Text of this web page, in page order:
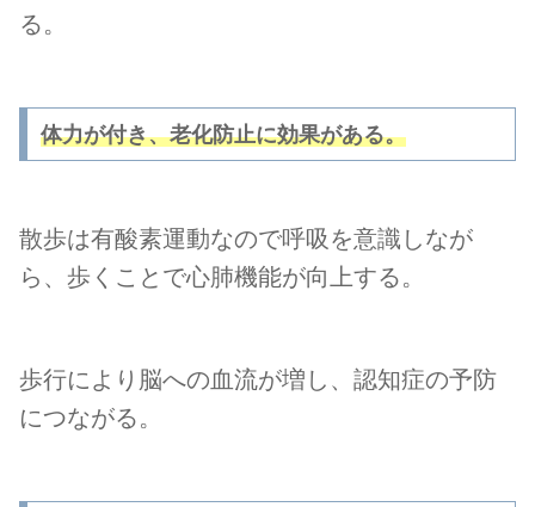
る。
体力が付き、老化防止に効果がある。
散歩は有酸素運動なので呼吸を意識しなが
ら、歩くことで心肺機能が向上する。
歩行により脳への血流が増し、認知症の予防
につながる。